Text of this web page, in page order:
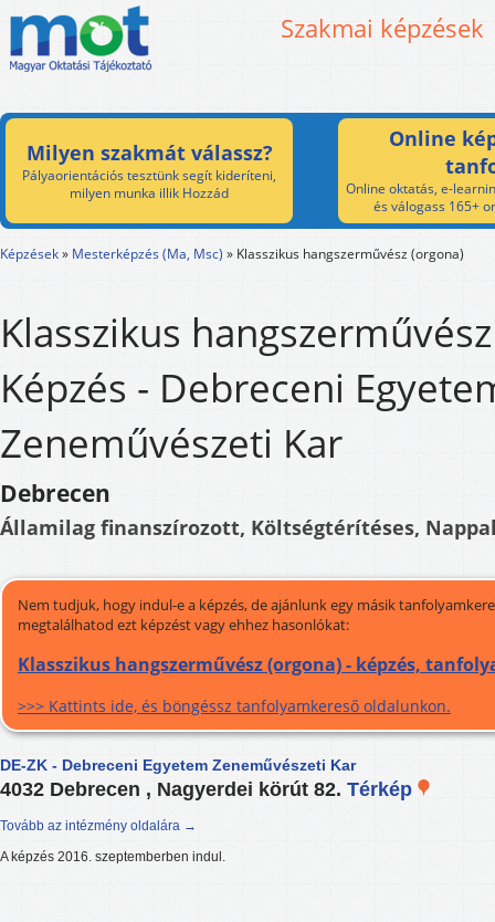
Szakmai képzések
Milyen szakmát válassz?
Pályaorientációs tesztünk segít kideríteni,
milyen munka illik Hozzád
Online
Online oktatás, e-
és válogass 165+
Képzések» Mesterképzés (Ma, Msc) » Klasszikus hangszerművész (orgona)
Klasszikus
Képzés - Debreceni
Zeneművészeti Kar
Debrecen
Államilag finanszírozott, Költségtérítéses,
Nem tudjuk, hogy indul-e a képzés, de ajánlunk egy másik
megtalálhatod ezt képzést vagy ehhez hasonlókat:
Klasszikus hangszerművész (orgona) - képzés,
>>> Kattints ide, és böngéssz tanfolyamkereső oldalunkon.
DE-ZK - Debreceni Egyetem Zeneművészeti Kar
4032 Debrecen , Nagyerdei körút 82. Térkép
Tovább az intézmény oldalára →
A képzés 2016. szeptemberben indul.